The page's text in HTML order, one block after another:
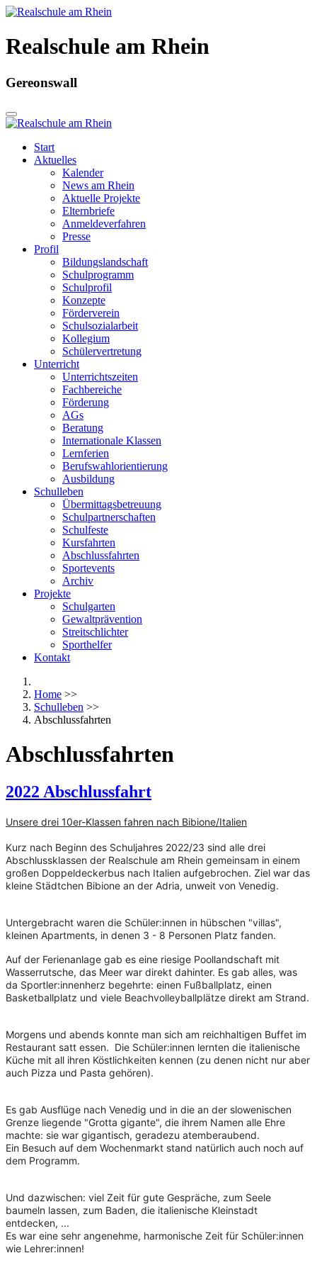
Realschule am Rhein
Gereonswall
Start
Aktuelles
Kalender
News am Rhein
Aktuelle Projekte
Elternbriefe
Anmeldeverfahren
Presse
Profil
Bildungslandschaft
Schulprogramm
Schulprofil
Konzepte
Förderverein
Schulsozialarbeit
Kollegium
Schülervertretung
Unterricht
Unterrichtszeiten
Fachbereiche
Förderung
AGs
Beratung
Internationale Klassen
Lernferien
Berufswahlorientierung
Ausbildung
Schulleben
Übermittagsbetreuung
Schulpartnerschaften
Schulfeste
Kursfahrten
Abschlussfahrten
Sportevents
Archiv
Projekte
Schulgarten
Gewaltprävention
Streitschlichter
Sporthelfer
Kontakt
Home >>
Schulleben >>
Abschlussfahrten
Abschlussfahrten
2022 Abschlussfahrt
Unsere drei 10er-Klassen fahren nach Bibione/Italien
Kurz nach Beginn des Schuljahres 2022/23 sind alle drei
Abschlussklassen der Realschule am Rhein gemeinsam in einem
großen Doppeldeckerbus nach Italien aufgebrochen. Ziel war das
kleine Städtchen Bibione an der Adria, unweit von Venedig.
Untergebracht waren die Schüler:innen in hübschen "villas",
kleinen Apartments, in denen 3 - 8 Personen Platz fanden.
Auf der Ferienanlage gab es eine riesige Poollandschaft mit
Wasserrutsche, das Meer war direkt dahinter. Es gab alles, was
da Sportler:innenherz begehrte: einen Fußballplatz, einen
Basketballplatz und viele Beachvolleyballplätze direkt am Strand.
Morgens und abends konnte man sich am reichhaltigen Buffet im
Restaurant satt essen. Die Schüler:innen lernten die italienische
Küche mit all ihren Köstlichkeiten kennen (zu denen nicht nur aber
auch Pizza und Pasta gehören).
Es gab Ausflüge nach Venedig und in die an der slowenischen
Grenze liegende "Grotta gigante", die ihrem Namen alle Ehre
machte: sie war gigantisch, geradezu atemberaubend.
Ein Besuch auf dem Wochenmarkt stand natürlich auch noch auf
dem Programm.
Und dazwischen: viel Zeit für gute Gespräche, zum Seele
baumeln lassen, zum Baden, die italienische Kleinstadt
entdecken, ...
Es war eine sehr angenehme, harmonische Zeit für Schüler:innen
wie Lehrer:innen!